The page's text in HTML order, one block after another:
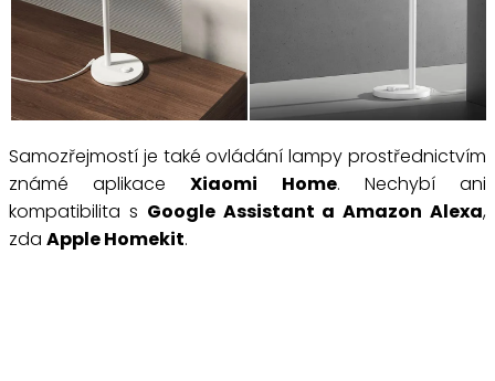
Samozřejmostí je také ovládání lampy prostřednictvím
známé aplikaceXiaomi Home. Nechybí ani
kompatibilita s Google Assistant a Amazon Alexa,
zda Apple Homekit.